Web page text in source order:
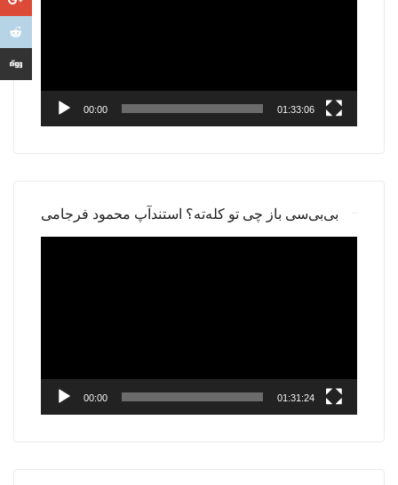
00:00 01:33:06
بی‌بی‌سی باز چی تو کله‌ته؟ استندآپ محمود فرجامی
00:00 01:31:24